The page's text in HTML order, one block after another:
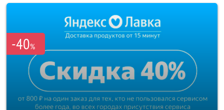
-40%